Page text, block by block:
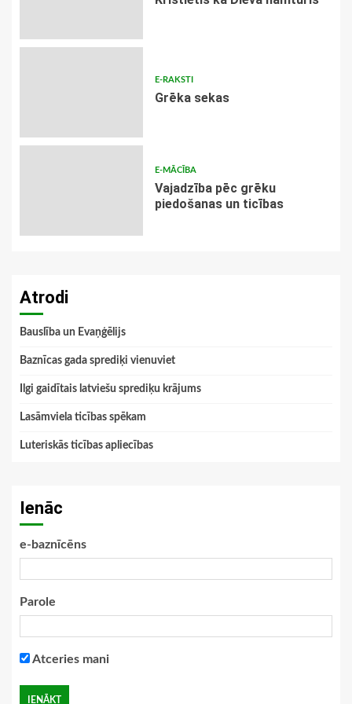
E-RAKSTI
Grēka sekas
E-MĀCĪBA
Vajadzība pēc grēku
piedošanas un ticības
Atrodi
Bauslība un Evaņģēlijs
Baznīcas gada sprediķi vienuviet
Ilgi gaidītais latviešu sprediķu krājums
Lasāmviela ticības spēkam
Luteriskās ticības apliecības
Ienāc
e-baznīcēns
Parole
Atceries mani